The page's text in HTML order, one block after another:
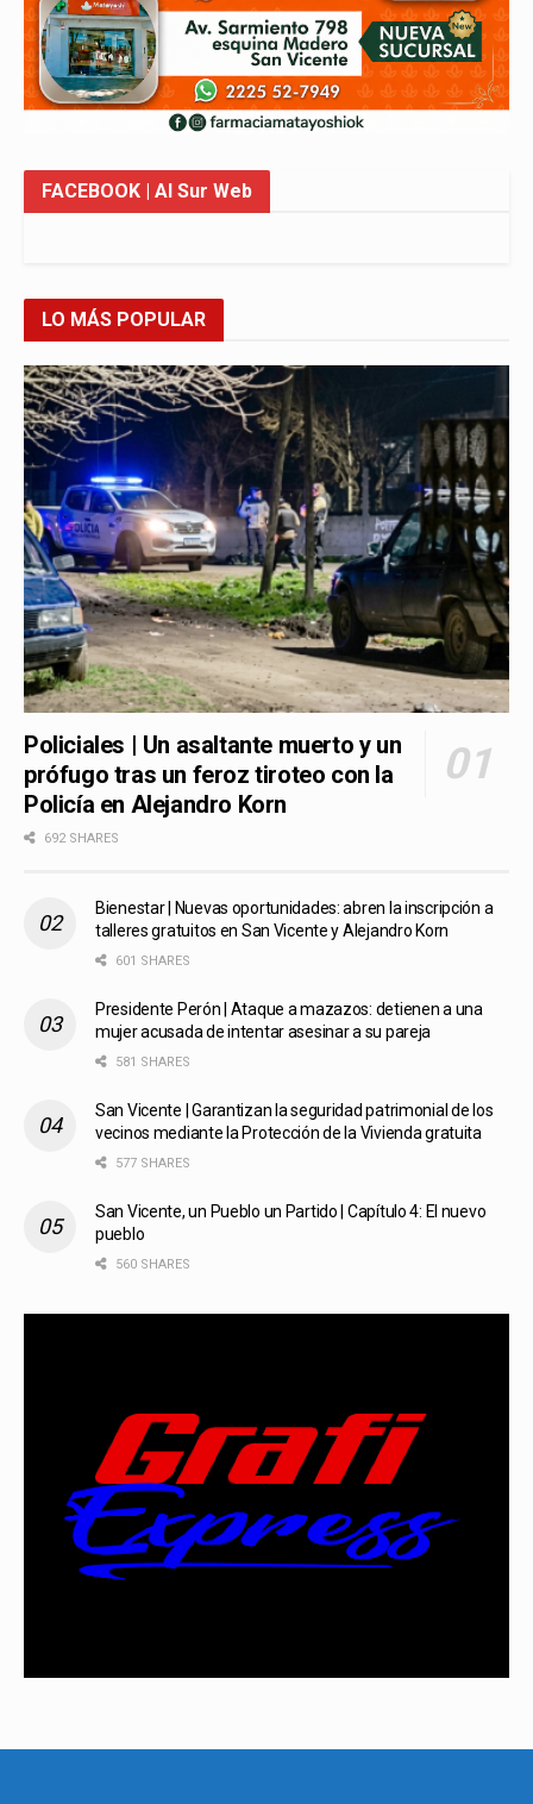
FACEBOOK | Al Sur Web
LO MÁS POPULAR
Policiales | Un asaltante muerto y un
prófugo tras un feroz tiroteo con la
Policía en Alejandro Korn
692 SHARES
Bienestar | Nuevas oportunidades: abren la inscripción a
talleres gratuitos en San Vicente y Alejandro Korn
601 SHARES
Presidente Perón | Ataque a mazazos: detienen a una
mujer acusada de intentar asesinar a su pareja
581 SHARES
San Vicente | Garantizan la seguridad patrimonial de los
vecinos mediante la Protección de la Vivienda gratuita
577 SHARES
San Vicente, un Pueblo un Partido | Capítulo 4: El nuevo
pueblo
560 SHARES